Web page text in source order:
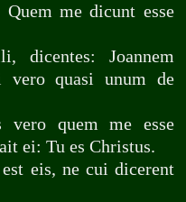
me dicunt esse
dicentes: Joannem
quasi unum de
quem me esse
ei: Tu es Christus.
eis, ne cui dicerent